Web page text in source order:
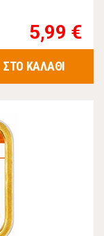
5,99 €
ΣΤΟ ΚΑΛΑΘΙ